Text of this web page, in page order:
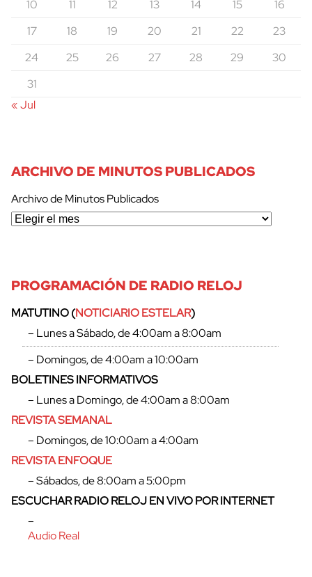
10 11 12 13 14 15
16
17
18 19 20 21 22
23
24
25 26 27 28 29
30
31
« Jul
ARCHIVO DE MINUTOS PUBLICADOS
Archivo de Minutos Publicados
PROGRAMACIÓN DE RADIO RELOJ
MATUTINO (NOTICIARIO ESTELAR)
– Lunes a Sábado, de 4:00am a 8:00am
– Domingos, de 4:00am a 10:00am
BOLETINES INFORMATIVOS
– Lunes a Domingo, de 4:00am a 8:00am
REVISTA SEMANAL
– Domingos, de 10:00am a 4:00am
REVISTA ENFOQUE
– Sábados, de 8:00am a 5:00pm
ESCUCHAR RADIO RELOJ EN VIVO POR INTERNET
–
Audio Real